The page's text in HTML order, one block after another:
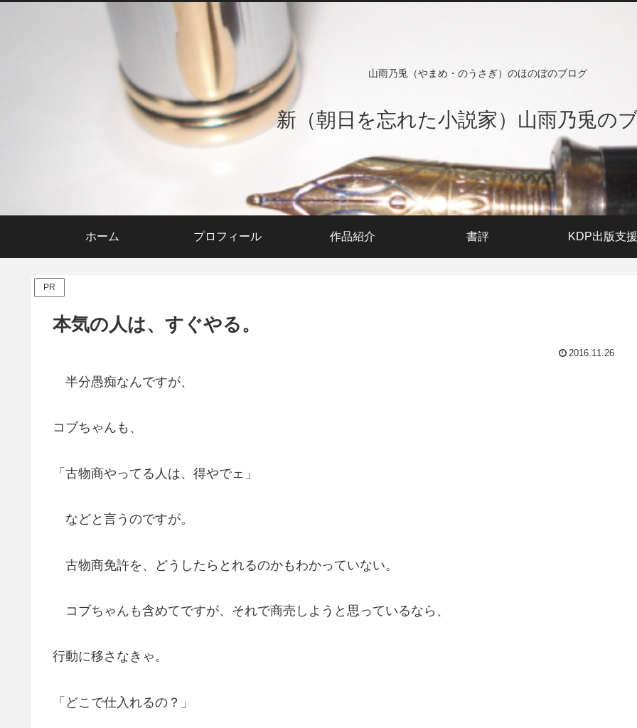
山雨乃兎（やまめ・のうさぎ）のほのぼのブログ
新（朝日を忘れた小説家）山雨乃兎の
ホーム プロフィール 作品紹介 書評 KDP出版支援
PR
本気の人は、すぐやる。
2016.11.26
半分愚痴なんですが、
コブちゃんも、
「古物商やってる人は、得やでェ」
などと言うのですが。
古物商免許を、どうしたらとれるのかもわかっていない。
コブちゃんも含めてですが、それで商売しようと思っているなら、
行動に移さなきゃ。
「どこで仕入れるの？」